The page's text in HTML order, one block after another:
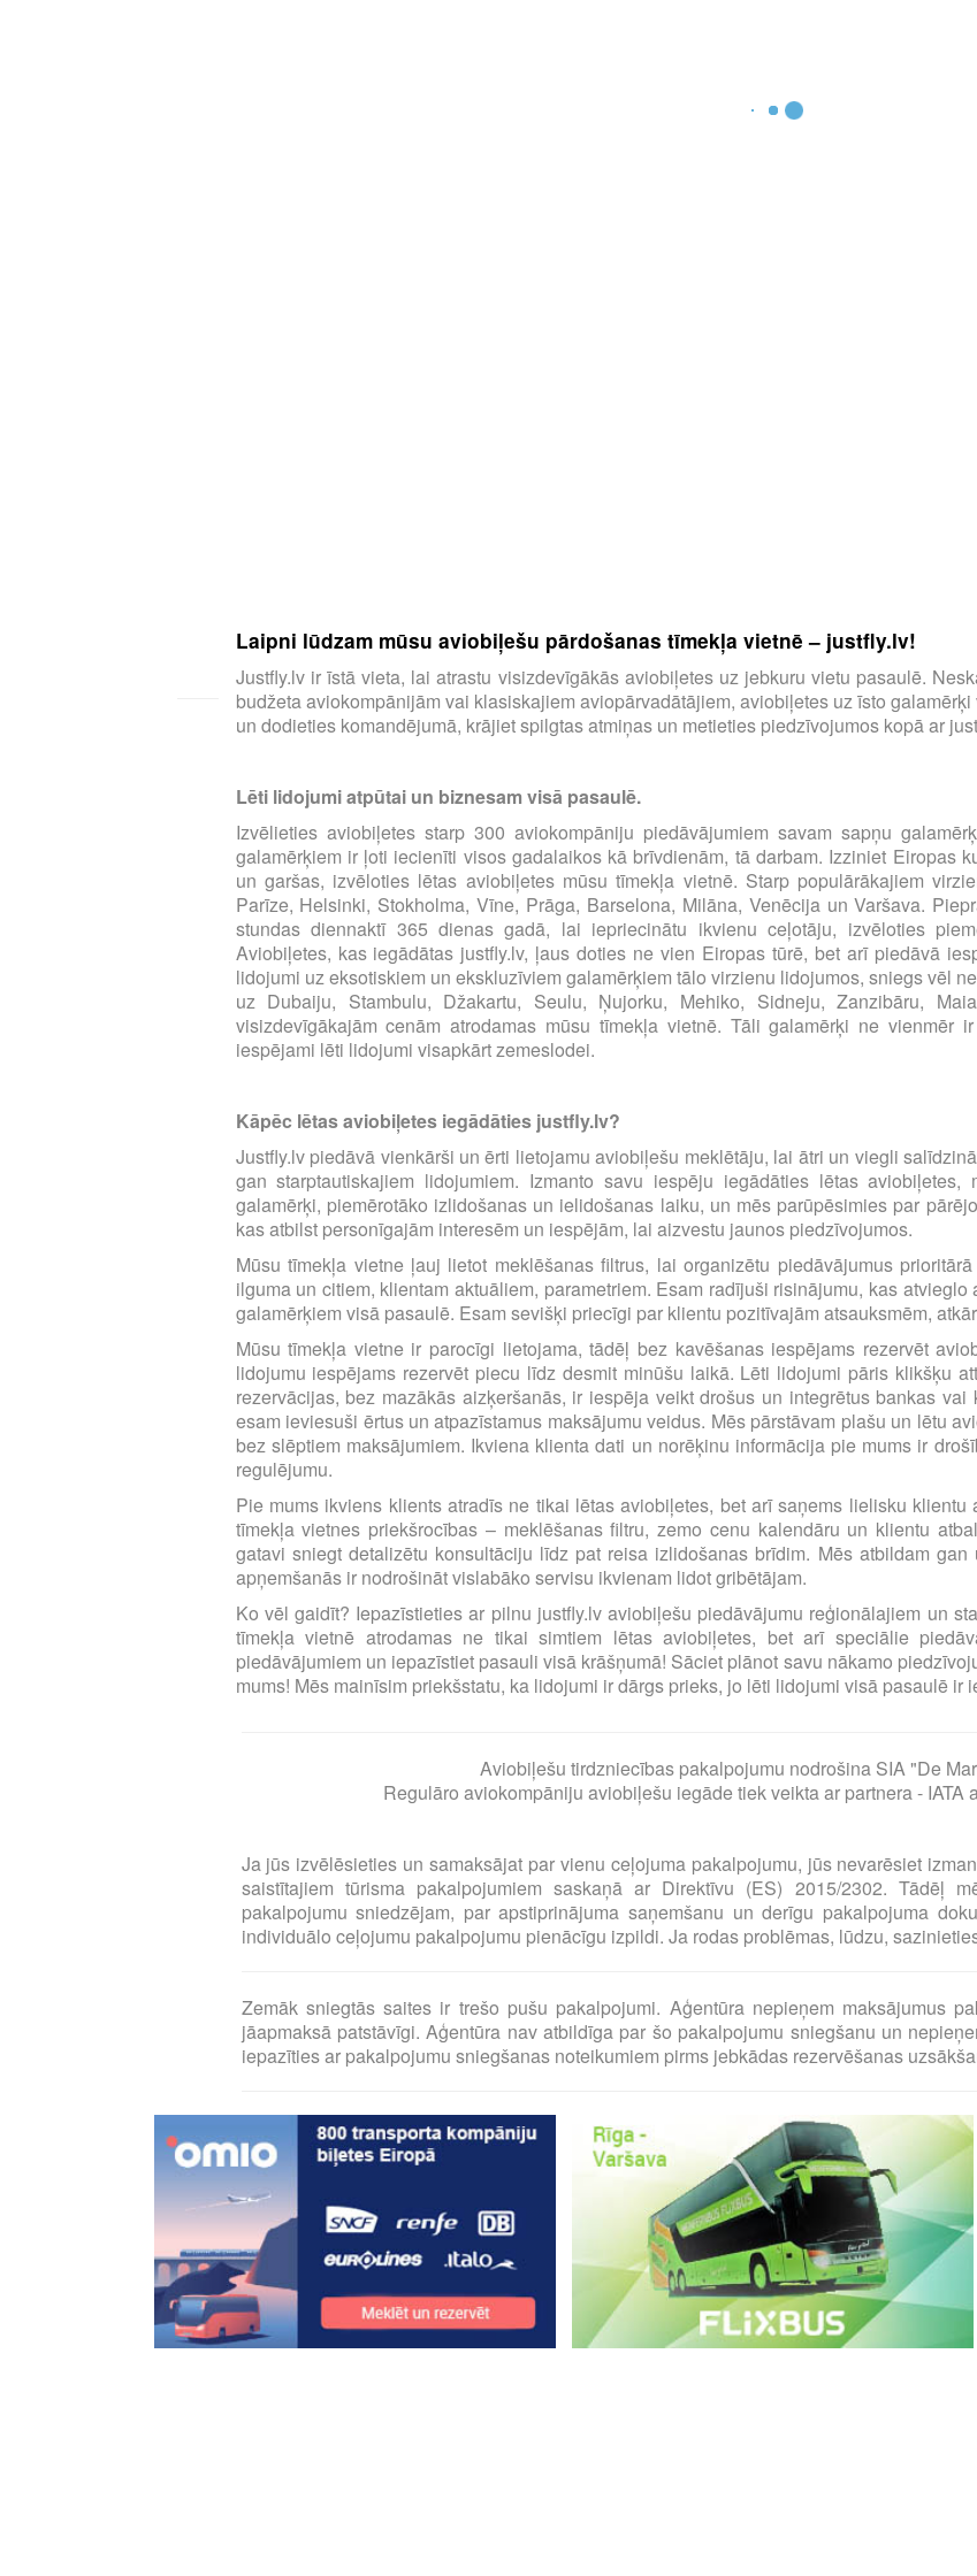
Laipni lūdzam mūsu aviobiļešu pārdošanas tīmekļa vietnē – justfly.lv!
Justfly.lv ir īstā vieta, lai atrastu visizdevīgākās aviobiļetes uz jebkuru vietu pasaulē.
budžeta aviokompānijām vai klasiskajiem aviopārvadātājiem, aviobiļetes uz īsto
un dodieties komandējumā, krājiet spilgtas atmiņas un metieties piedzīvojumos kopā ar
Lēti lidojumi atpūtai un biznesam visā pasaulē.
Izvēlieties aviobiļetes starp 300 aviokompāniju piedāvājumiem savam sapņu
galamērķiem ir ļoti iecienīti visos gadalaikos kā brīvdienām, tā darbam. Izziniet Eiropas
un garšas, izvēloties lētas aviobiļetes mūsu tīmekļa vietnē. Starp populārākajiem
Parīze, Helsinki, Stokholma, Vīne, Prāga, Barselona, Milāna, Venēcija un Varšava.
stundas diennaktī 365 dienas gadā, lai iepriecinātu ikvienu ceļotāju, izvēloties
Aviobiļetes, kas iegādātas justfly.lv, ļaus doties ne vien Eiropas tūrē, bet arī piedāvā
lidojumi uz eksotiskiem un ekskluzīviem galamērķiem tālo virzienu lidojumos, sniegs vēl
uz Dubaiju, Stambulu, Džakartu, Seulu, Ņujorku, Mehiko, Sidneju, Zanzibāru,
visizdevīgākajām cenām atrodamas mūsu tīmekļa vietnē. Tāli galamērķi ne vienmēr
iespējami lēti lidojumi visapkārt zemeslodei.
Kāpēc lētas aviobiļetes iegādāties justfly.lv?
Justfly.lv piedāvā vienkārši un ērti lietojamu aviobiļešu meklētāju, lai ātri un viegli
gan starptautiskajiem lidojumiem. Izmanto savu iespēju iegādāties lētas aviobiļetes,
galamērķi, piemērotāko izlidošanas un ielidošanas laiku, un mēs parūpēsimies par
kas atbilst personīgajām interesēm un iespējām, lai aizvestu jaunos piedzīvojumos.
Mūsu tīmekļa vietne ļauj lietot meklēšanas filtrus, lai organizētu piedāvājumus
ilguma un citiem, klientam aktuāliem, parametriem. Esam radījuši risinājumu, kas
galamērķiem visā pasaulē. Esam sevišķi priecīgi par klientu pozitīvajām atsauksmēm,
Mūsu tīmekļa vietne ir parocīgi lietojama, tādēļ bez kavēšanas iespējams rezervēt
lidojumu iespējams rezervēt piecu līdz desmit minūšu laikā. Lēti lidojumi pāris klikšķu
rezervācijas, bez mazākās aizķeršanās, ir iespēja veikt drošus un integrētus bankas
esam ieviesuši ērtus un atpazīstamus maksājumu veidus. Mēs pārstāvam plašu un lētu
bez slēptiem maksājumiem. Ikviena klienta dati un norēķinu informācija pie mums ir
regulējumu.
Pie mums ikviens klients atradīs ne tikai lētas aviobiļetes, bet arī saņems lielisku
tīmekļa vietnes priekšrocības – meklēšanas filtru, zemo cenu kalendāru un klientu
gatavi sniegt detalizētu konsultāciju līdz pat reisa izlidošanas brīdim. Mēs atbildam
apņemšanās ir nodrošināt vislabāko servisu ikvienam lidot gribētājam.
Ko vēl gaidīt? Iepazīstieties ar pilnu justfly.lv aviobiļešu piedāvājumu reģionālajiem un
tīmekļa vietnē atrodamas ne tikai simtiem lētas aviobiļetes, bet arī speciālie
piedāvājumiem un iepazīstiet pasauli visā krāšņumā! Sāciet plānot savu nākamo
mums! Mēs mainīsim priekšstatu, ka lidojumi ir dārgs prieks, jo lēti lidojumi visā pasaulē ir
Aviobiļešu tirdzniecības pakalpojumu nodrošina SIA "De
Regulāro aviokompāniju aviobiļešu iegāde tiek veikta ar partnera - IATA
Ja jūs izvēlēsieties un samaksājat par vienu ceļojuma pakalpojumu, jūs nevarēsiet
saistītajiem tūrisma pakalpojumiem saskaņā ar Direktīvu (ES) 2015/2302. Tādēļ
pakalpojumu sniedzējam, par apstiprinājuma saņemšanu un derīgu pakalpojuma
individuālo ceļojumu pakalpojumu pienācīgu izpildi. Ja rodas problēmas, lūdzu,
Zemāk sniegtās saites ir trešo pušu pakalpojumi. Aģentūra nepieņem maksājumus
jāapmaksā patstāvīgi. Aģentūra nav atbildīga par šo pakalpojumu sniegšanu un
iepazīties ar pakalpojumu sniegšanas noteikumiem pirms jebkādas rezervēšanas